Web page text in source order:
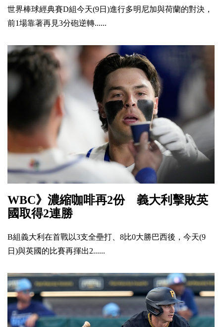
世界棒球經典賽D組今天(9日)進行多明尼加與荷蘭的對決，
前1場靠著再見3分砲逆轉......
WBC》濃縮咖啡再2份 義大利擊敗英
國取得2連勝
B組義大利在首戰以3支全壘打、8比0大勝巴西後，今天(9
日)與英國的比賽再揮出2......